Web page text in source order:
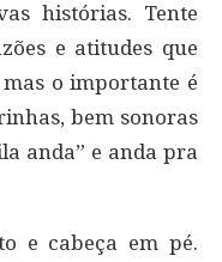
histórias. Tente
e atitudes que
o importante é
bem sonoras
anda” e anda pra
e cabeça em pé.